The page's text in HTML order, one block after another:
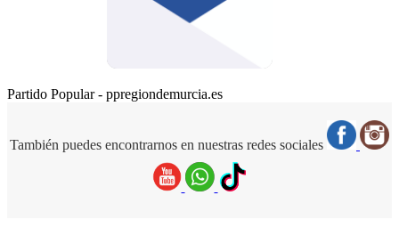
Partido Popular - ppregiondemurcia.es
También puedes encontrarnos en nuestras redes sociales